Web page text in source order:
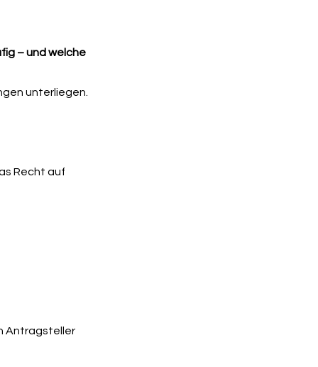
– und welche
unterliegen.
Recht auf
Antragsteller